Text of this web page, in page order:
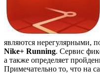
являются нерегулярными,
Nike+ Running. Сервис
а также определяет
Примечательно то, что на